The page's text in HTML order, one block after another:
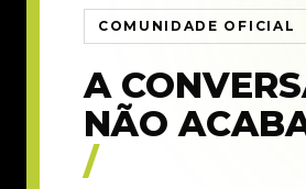
COMUNIDADE OFICIAL
A
NÃO
/